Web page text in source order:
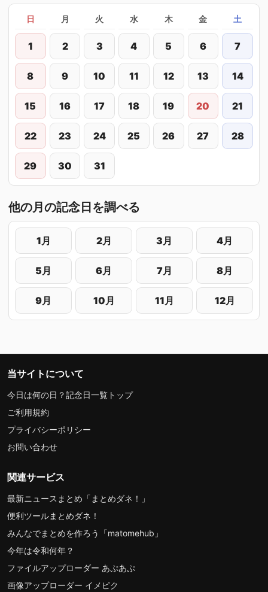
日 月 火 水 木 金 土
1 2 3 4 5 6 7
8 9 10 11 12 13 14
15 16 17 18 19 20 21
22 23 24 25 26 27 28
29 30 31
他の月の記念日を調べる
1月 2月 3月 4月
5月 6月 7月 8月
9月 10月 11月 12月
当サイトについて
今日は何の日？記念日一覧トップ
ご利用規約
プライバシーポリシー
お問い合わせ
関連サービス
最新ニュースまとめ「まとめダネ！」
便利ツールまとめダネ！
みんなでまとめを作ろう「matomehub」
今年は令和何年？
ファイルアップローダー あぷあぷ
画像アップローダー イメピク